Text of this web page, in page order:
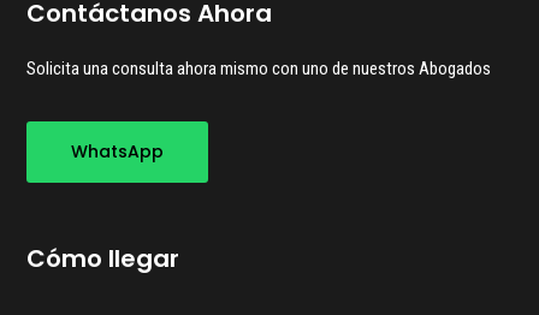
Contáctanos Ahora
Solicita una consulta ahora mismo con uno de nuestros Abogados
WhatsApp
Cómo llegar